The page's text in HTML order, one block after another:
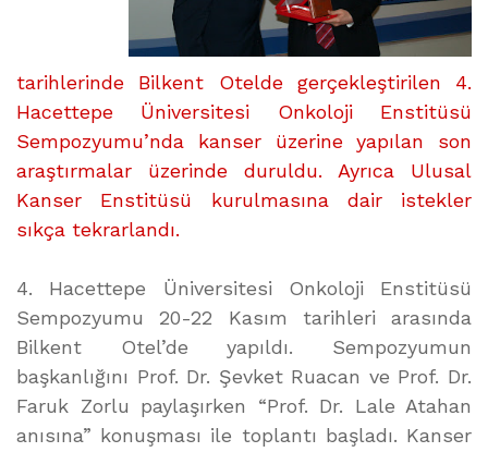
tarihlerinde Bilkent Otelde gerçekleştirilen 4.
Hacettepe Üniversitesi Onkoloji Enstitüsü
Sempozyumu’nda kanser üzerine yapılan son
araştırmalar üzerinde duruldu. Ayrıca Ulusal
Kanser Enstitüsü kurulmasına dair istekler
sıkça tekrarlandı.
4. Hacettepe Üniversitesi Onkoloji Enstitüsü
Sempozyumu 20-22 Kasım tarihleri arasında
Bilkent Otel’de yapıldı. Sempozyumun
başkanlığını Prof. Dr. Şevket Ruacan ve Prof. Dr.
Faruk Zorlu paylaşırken “Prof. Dr. Lale Atahan
anısına” konuşması ile toplantı başladı. Kanser